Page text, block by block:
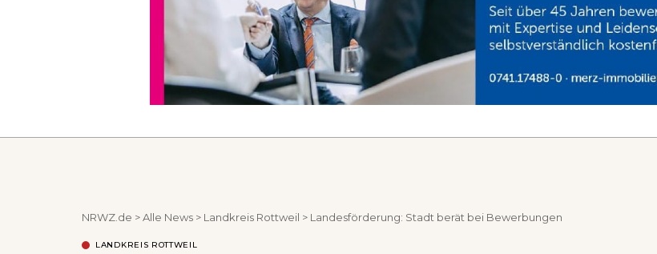
NRWZ.de >Alle News > Landkreis Rottweil > Landesförderung: Stadt berät bei Bewerbungen
LANDKREIS ROTTWEIL